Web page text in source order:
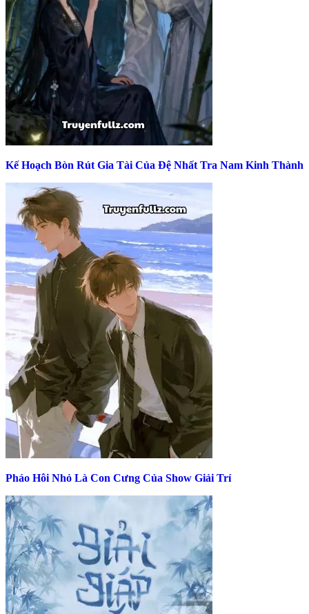
Kế Hoạch Bòn Rút Gia Tài Của Đệ Nhất Tra Nam Kinh Thành
Pháo Hôi Nhỏ Là Con Cưng Của Show Giải Trí